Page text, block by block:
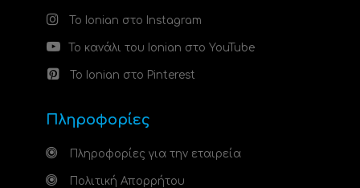
Το Ionian στο Instagram
Το κανάλι του Ionian στο YouTube
Το Ionian στο Pinterest
Πληροφορίες
Πληροφορίες για την εταιρεία
Πολιτική Απορρήτου